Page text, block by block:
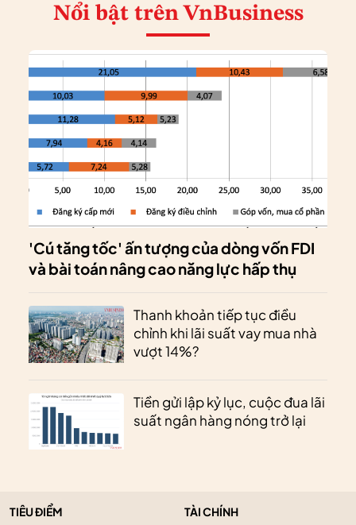
Nổi bật trên VnBusiness
'Cú tăng tốc' ấn tượng của dòng vốn FDI
và bài toán nâng cao năng lực hấp thụ
Thanh khoản tiếp tục điều
chỉnh khi lãi suất vay mua nhà
vượt 14%?
Tiền gửi lập kỷ lục, cuộc đua lãi
suất ngân hàng nóng trở lại
TIÊU ĐIỂM
TÀI CHÍNH